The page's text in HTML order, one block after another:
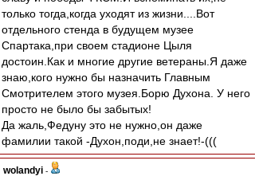
только тогда,когда уходят из жизни....Вот
отдельного стенда в будущем музее
Спартака,при своем стадионе Цыля
достоин.Как и многие другие ветераны.Я даже
знаю,кого нужно бы назначить Главным
Смотрителем этого музея.Борю Духона. У него
просто не было бы забытых!
Да жаль,Федуну это не нужно,он даже
фамилии такой -Духон,поди,не знает!-(((
wolandyi -